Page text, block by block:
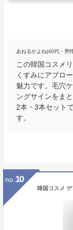
あねるかよね(40代・男
この韓国コスメ
くすみにアプロ
魅力です。毛穴
ングサインをま
2本・3本セット
す。
no. 10